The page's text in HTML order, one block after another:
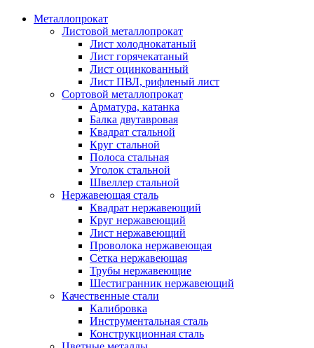
Металлопрокат
Листовой металлопрокат
Лист холоднокатаный
Лист горячекатаный
Лист оцинкованный
Лист ПВЛ, рифленый лист
Сортовой металлопрокат
Арматура, катанка
Балка двутавровая
Квадрат стальной
Круг стальной
Полоса стальная
Уголок стальной
Швеллер стальной
Нержавеющая сталь
Квадрат нержавеющий
Круг нержавеющий
Лист нержавеющий
Проволока нержавеющая
Сетка нержавеющая
Трубы нержавеющие
Шестигранник нержавеющий
Качественные стали
Калибровка
Инструментальная сталь
Конструкционная сталь